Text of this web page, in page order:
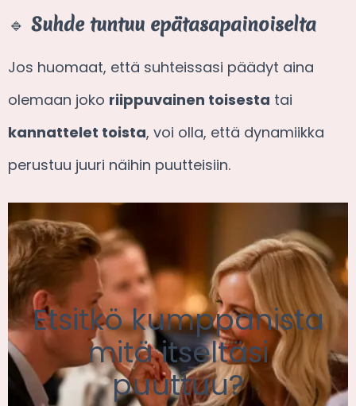
🔹 Suhde tuntuu epätasapainoiselta
Jos huomaat, että suhteissasi päädyt aina
olemaan joko riippuvainen toisesta tai
kannattelet toista, voi olla, että dynamiikka
perustuu juuri näihin puutteisiin.
Etsitkö kumppanista
mitä itseltäsi
puuttuu?